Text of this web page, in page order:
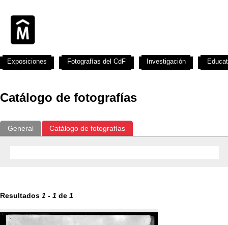
Catálogo de fotografías
General Catálogo de fotografías
Resultados 1 - 1 de 1
Exposiciones Fotografías del CdF Investigación